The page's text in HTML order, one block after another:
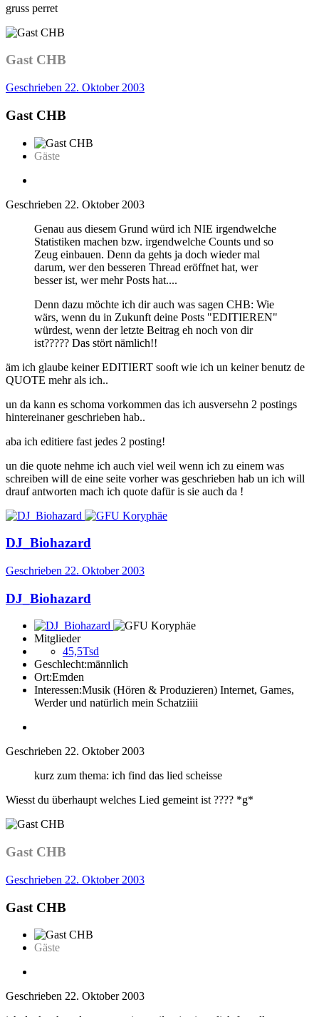
gruss perret
Gast CHB
Geschrieben 22. Oktober 2003
Gast CHB
Gäste
Geschrieben 22. Oktober 2003
Genau aus diesem Grund würd ich NIE irgendwelche
Statistiken machen bzw. irgendwelche Counts und so
Zeug einbauen. Denn da gehts ja doch wieder mal
darum, wer den besseren Thread eröffnet hat, wer
besser ist, wer mehr Posts hat....
Denn dazu möchte ich dir auch was sagen CHB: Wie
wärs, wenn du in Zukunft deine Posts "EDITIEREN"
würdest, wenn der letzte Beitrag eh noch von dir
ist????? Das stört nämlich!!
äm ich glaube keiner EDITIERT sooft wie ich un keiner benutz de
QUOTE mehr als ich..
un da kann es schoma vorkommen das ich ausversehn 2 postings
hintereinaner geschrieben hab..
aba ich editiere fast jedes 2 posting!
un die quote nehme ich auch viel weil wenn ich zu einem was
schreiben will de eine seite vorher was geschrieben hab un ich will
drauf antworten mach ich quote dafür is sie auch da !
DJ_Biohazard
Geschrieben 22. Oktober 2003
DJ_Biohazard
Mitglieder
45,5Tsd
Geschlecht:männlich
Ort:Emden
Interessen:Musik (Hören & Produzieren) Internet, Games,
Werder und natürlich mein Schatziiii
Geschrieben 22. Oktober 2003
kurz zum thema: ich find das lied scheisse
Wiesst du überhaupt welches Lied gemeint ist ???? *g*
Gast CHB
Geschrieben 22. Oktober 2003
Gast CHB
Gäste
Geschrieben 22. Oktober 2003